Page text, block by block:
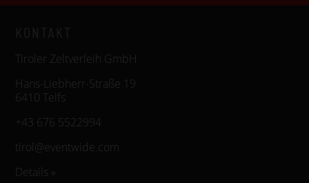
Tiroler Zeltverleih GmbH
Hans-Liebherr-Straße 19
6410 Telfs
+43 676 5522994
tirol@eventwide.com
Details »